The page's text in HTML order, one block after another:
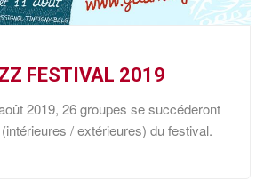
FESTIVAL 2019
2019, 26 groupes se succéderont
/ extérieures) du festival.